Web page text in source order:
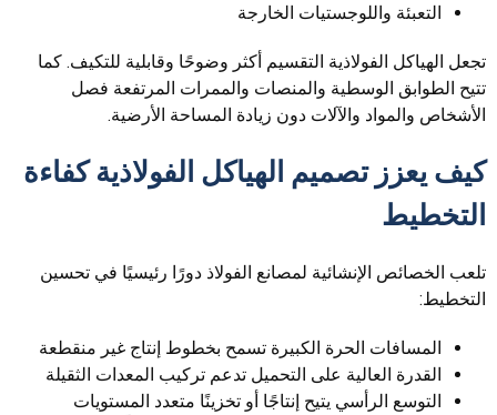
التعبئة واللوجستيات الخارجة
تجعل الهياكل الفولاذية التقسيم أكثر وضوحًا وقابلية للتكيف. كما
تتيح الطوابق الوسطية والمنصات والممرات المرتفعة فصل
الأشخاص والمواد والآلات دون زيادة المساحة الأرضية.
كيف يعزز تصميم الهياكل الفولاذية كفاءة
التخطيط
تلعب الخصائص الإنشائية لمصانع الفولاذ دورًا رئيسيًا في تحسين
التخطيط:
المسافات الحرة الكبيرة تسمح بخطوط إنتاج غير منقطعة
القدرة العالية على التحميل تدعم تركيب المعدات الثقيلة
التوسع الرأسي يتيح إنتاجًا أو تخزينًا متعدد المستويات